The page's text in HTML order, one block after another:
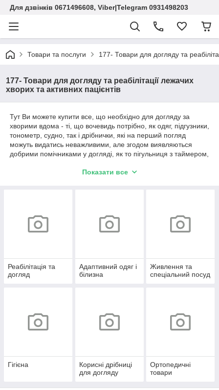
Для дзвінків 0671496608, Viber|Telegram 0931498203
Товари та послуги 177- Товари для догляду та
177- Товари для догляду та реабілітації лежачих
хворих та активних пацієнтів
Тут Ви можете купити все, що необхідно для догляду за
хворими вдома - ті, що вочевидь потрібно, як одяг, підгузники,
тонометр, судно, так і дрібнички, які на перший погляд
можуть видатись неважливими, але згодом виявляються
добрими помічниками у догляді, як то пігульниця з таймером,
Показати все
Реабілітація та
догляд
Адаптивний одяг і
білизна
Живлення та
спеціальний посуд
Гігієна
Корисні дрібниці
для догляду
Ортопедичні
товари